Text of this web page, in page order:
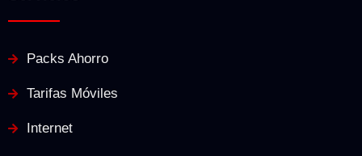
Packs Ahorro
Tarifas Móviles
Internet